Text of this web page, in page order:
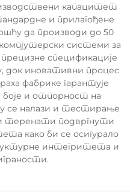
капацитет
и прилагођене
да производи до 50
системи за
прецизне спецификације
док иновативни процес
фабрике гарантује
боје и отпорност на
се налази и тестирање
теренати подвргнути
како би се осигурало
интегритета и